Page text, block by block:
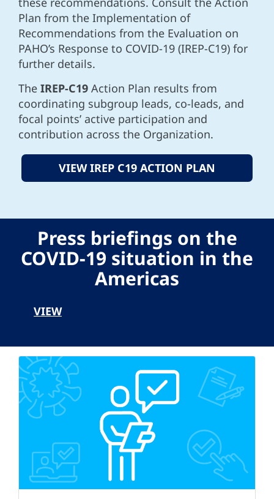
Plan from the Implementation of
Recommendations from the Evaluation on
PAHO’s Response to COVID-19 (IREP-C19) for
further details.
The IREP-C19 Action Plan results from
coordinating subgroup leads, co-leads, and
focal points’ active participation and
contribution across the Organization.
VIEW IREP C19 ACTION PLAN
Press briefings on the
COVID-19 situation in the
Americas
VIEW